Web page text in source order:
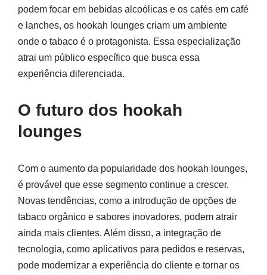
podem focar em bebidas alcoólicas e os cafés em café
e lanches, os hookah lounges criam um ambiente
onde o tabaco é o protagonista. Essa especialização
atrai um público específico que busca essa
experiência diferenciada.
O futuro dos hookah
lounges
Com o aumento da popularidade dos hookah lounges,
é provável que esse segmento continue a crescer.
Novas tendências, como a introdução de opções de
tabaco orgânico e sabores inovadores, podem atrair
ainda mais clientes. Além disso, a integração de
tecnologia, como aplicativos para pedidos e reservas,
pode modernizar a experiência do cliente e tornar os